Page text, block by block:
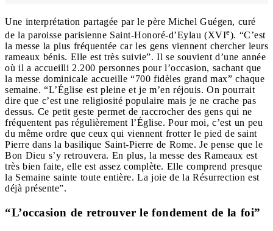
Une interprétation partagée par le père Michel Guégen, curé
de la paroisse parisienne Saint-Honoré-d’Eylau (XVIe). “C’est
la messe la plus fréquentée car les gens viennent chercher leurs
rameaux bénis. Elle est très suivie”. Il se souvient d’une année
où il a accueilli 2.200 personnes pour l’occasion, sachant que
la messe dominicale accueille “700 fidèles grand max” chaque
semaine. “L’Église est pleine et je m’en réjouis. On pourrait
dire que c’est une religiosité populaire mais je ne crache pas
dessus. Ce petit geste permet de raccrocher des gens qui ne
fréquentent pas régulièrement l’Église. Pour moi, c’est un peu
du même ordre que ceux qui viennent frotter le pied de saint
Pierre dans la basilique Saint-Pierre de Rome. Je pense que le
Bon Dieu s’y retrouvera. En plus, la messe des Rameaux est
très bien faite, elle est assez complète. Elle comprend presque
la Semaine sainte toute entière. La joie de la Résurrection est
déjà présente”.
“L’occasion de retrouver le fondement de la foi”